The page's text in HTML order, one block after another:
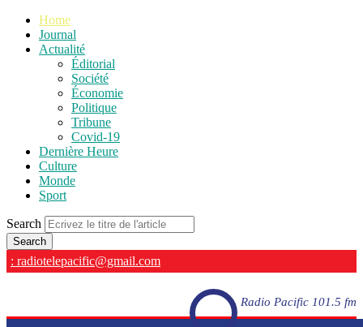
Home
Journal
Actualité
Éditorial
Société
Économie
Politique
Tribune
Covid-19
Dernière Heure
Culture
Monde
Sport
Search
: radiotelepacific@gmail.com
Radio Pacific 101.5 fm